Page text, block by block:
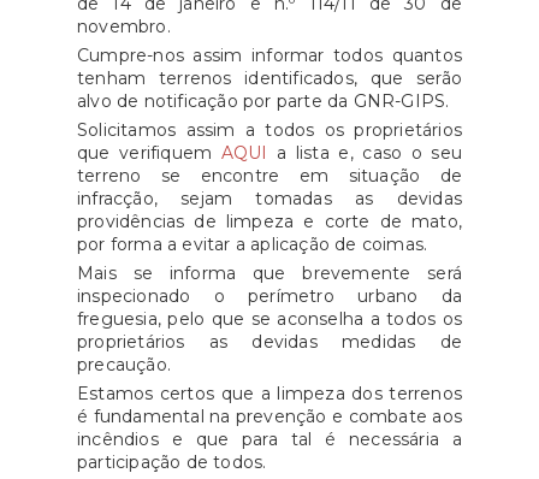
novembro.
Cumpre-nos assim informar todos quantos
tenham terrenos identificados, que serão
alvo de notificação por parte da GNR-GIPS.
Solicitamos assim a todos os proprietários
que verifiquem AQUI
a lista e, caso o seu
terreno se encontre em situação de
infracção, sejam tomadas as devidas
providências de limpeza e corte de mato,
por forma a evitar a aplicação de coimas.
Mais se informa que brevemente será
inspecionado o perímetro urbano da
freguesia, pelo que se aconselha a todos os
proprietários as devidas medidas de
precaução.
Estamos certos que a limpeza dos terrenos
é fundamental na prevenção e combate aos
incêndios e que para tal é necessária a
participação de todos.